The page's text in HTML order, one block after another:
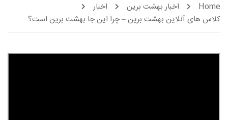
Home اخبار بهشت برین
اخبار
کلاس های آنلاین بهشت برین – چرا این جا بهشت برین است؟